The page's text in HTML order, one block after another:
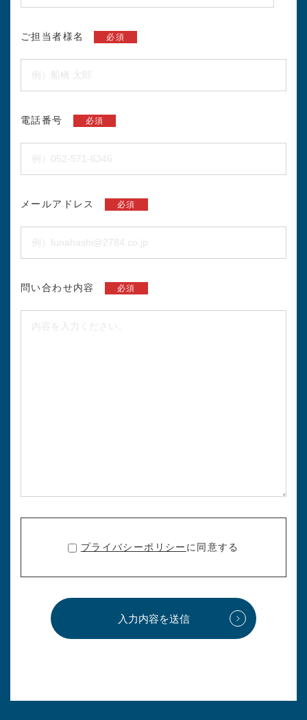
ご担当者様名 必須
電話番号 必須
メールアドレス 必須
問い合わせ内容 必須
プライバシーポリシー に同意する
入力内容を送信